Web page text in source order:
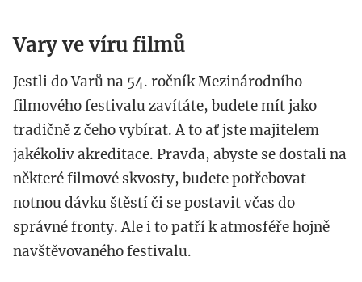
Vary ve víru filmů
Jestli do Varů na 54. ročník Mezinárodního
filmového festivalu zavítáte, budete mít jako
tradičně z čeho vybírat. A to ať jste majitelem
jakékoliv akreditace. Pravda, abyste se dostali na
některé filmové skvosty, budete potřebovat
notnou dávku štěstí či se postavit včas do
správné fronty. Ale i to patří k atmosféře hojně
navštěvovaného festivalu.